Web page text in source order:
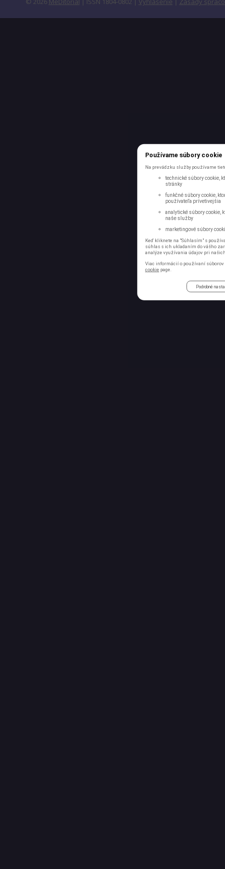
Používame súbory cookie
Na prevádzku služby používame
technické súbory cookie,
stránky
funkčné súbory cookie,
používateľa prívetivejšia
analytické súbory cookie,
naše služby
marketingové súbory
Keď kliknete na "Súhlasím" s
súhlas s ich ukladaním do vášho
analýze využívania údajov pri
Viac informácií o používaní
cookie page.
Podrobné